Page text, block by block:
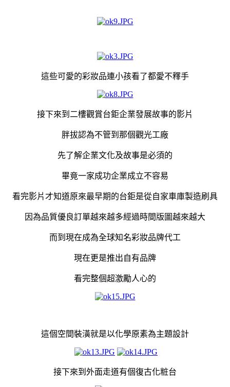
這些可愛的彩妝品連小孩看了都愛不釋手
接下來到二樓觀賞台鉅企業發展故事的影片
胖拔認為不管到那個觀光工廠
先了解企業文化及故事是必須的
畢竟一家成功企業成立不容易
看完影片才知道原來最早期的台鉅是從自家車庫製造刷具
因為品質優良訂單越來越多經過時間版圖越來越大
而到現在成為全球知名彩妝品牌代工
現在更是推出自有品牌
看完整個超激勵人心的
這個空間裝潢就是以化學原素為主題設計
接下來到外面走道有個復古化粧台